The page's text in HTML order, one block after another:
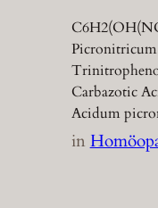
Carbazotic
Acidum
in